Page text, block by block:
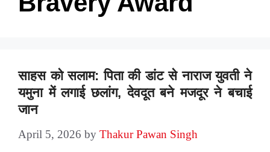
साहस को सलाम: पिता की डांट से नाराज युवती ने
यमुना में लगाई छलांग, देवदूत बने मजदूर ने बचाई
जान
April 5, 2026 by Thakur Pawan Singh